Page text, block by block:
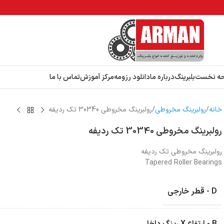
نخستبلبرینگدرباره مادانلود رزومهمرکز آموزشتماس با ما
خانه رولبرینگ‌ مخروطی رولبرینگ‌ مخروطی 30340 تک ردیفه
رولبرینگ‌ مخروطی 30340 تک ردیفه
رولبرینگ‌ مخروطی تک ردیفه
Tapered Roller Bearings
D - قطر خارجی